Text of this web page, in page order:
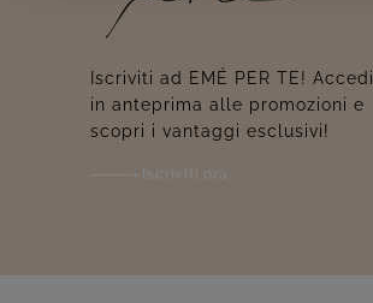
Iscriviti ad EMÉ PER TE! Accedi
in anteprima alle promozioni e
scopri i vantaggi esclusivi!
Iscriviti ora